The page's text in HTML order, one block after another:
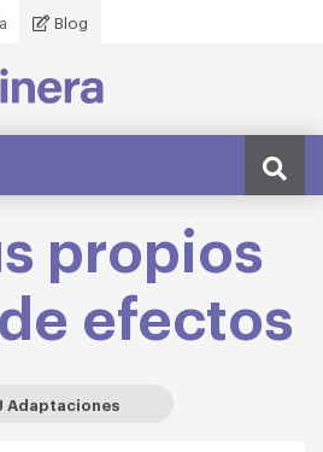
Blog
propios
efectos
Adaptaciones